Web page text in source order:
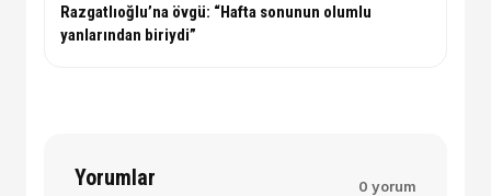
Razgatlıoğlu’na övgü: “Hafta sonunun olumlu
yanlarından biriydi”
Yorumlar 0 yorum